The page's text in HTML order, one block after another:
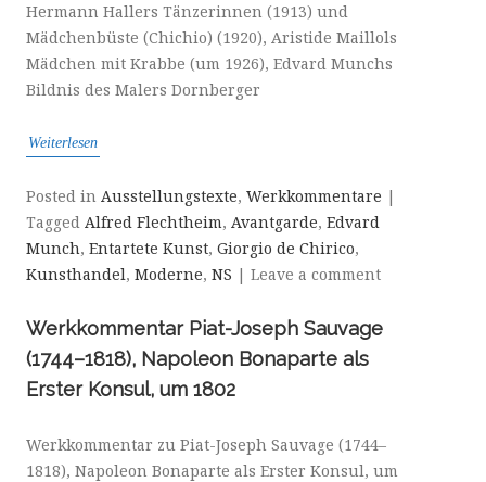
Hermann Hallers Tänzerinnen (1913) und
Mädchenbüste (Chichio) (1920), Aristide Maillols
Mädchen mit Krabbe (um 1926), Edvard Munchs
Bildnis des Malers Dornberger
Weiterlesen
Posted in Ausstellungstexte, Werkkommentare |
Tagged Alfred Flechtheim, Avantgarde, Edvard
Munch, Entartete Kunst, Giorgio de Chirico,
Kunsthandel, Moderne, NS | Leave a comment
Werkkommentar Piat-Joseph Sauvage
(1744–1818), Napoleon Bonaparte als
Erster Konsul, um 1802
Werkkommentar zu Piat-Joseph Sauvage (1744–
1818), Napoleon Bonaparte als Erster Konsul, um